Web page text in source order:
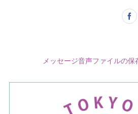
メッセージ音声ファイルの保